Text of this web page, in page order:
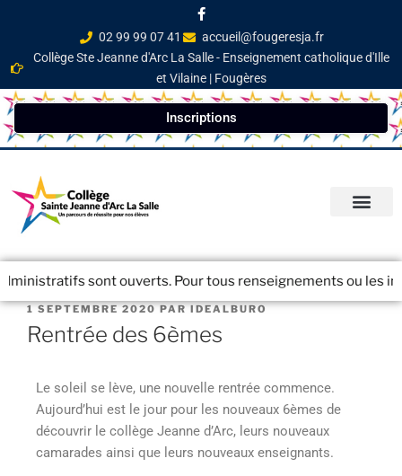
02 99 99 07 41
accueil@fougeresja.fr
Collège Ste Jeanne d'Arc La Salle - Enseignement catholique d'Ille
et Vilaine | Fougères
Inscriptions
sont ouverts. Pour tous renseignements ou les
1 SEPTEMBRE 2020PARIDEALBURO
Rentrée des 6èmes
Le soleil se lève, une nouvelle rentrée commence.
Aujourd’hui est le jour pour les nouveaux 6èmes de
découvrir le collège Jeanne d’Arc, leurs nouveaux
camarades ainsi que leurs nouveaux enseignants.